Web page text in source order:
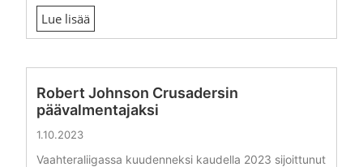
Lue lisää
Robert Johnson Crusadersin
päävalmentajaksi
1.10.2023
Vaahteraliigassa kuudenneksi kaudella 2023 sijoittunut